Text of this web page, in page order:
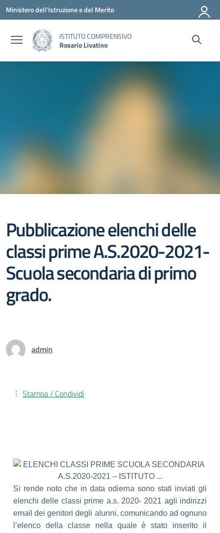
Vai ai contenuti
Vai al menu di navigazione
Vai al footer
Ministero dell'Istruzione e del Merito
ISTITUTO COMPRENSIVO
Rosario Livatino
Pubblicazione elenchi delle
classi prime A.S.2020-2021-
Scuola secondaria di primo
grado.
admin
Stampa / Condividi
Si rende noto che in data odierna sono stati inviati gli
elenchi delle classi prime a.s. 2020- 2021 agli indirizzi
email dei genitori degli alunni, comunicando ad ognuno
l’elenco della classe nella quale è stato inserito il